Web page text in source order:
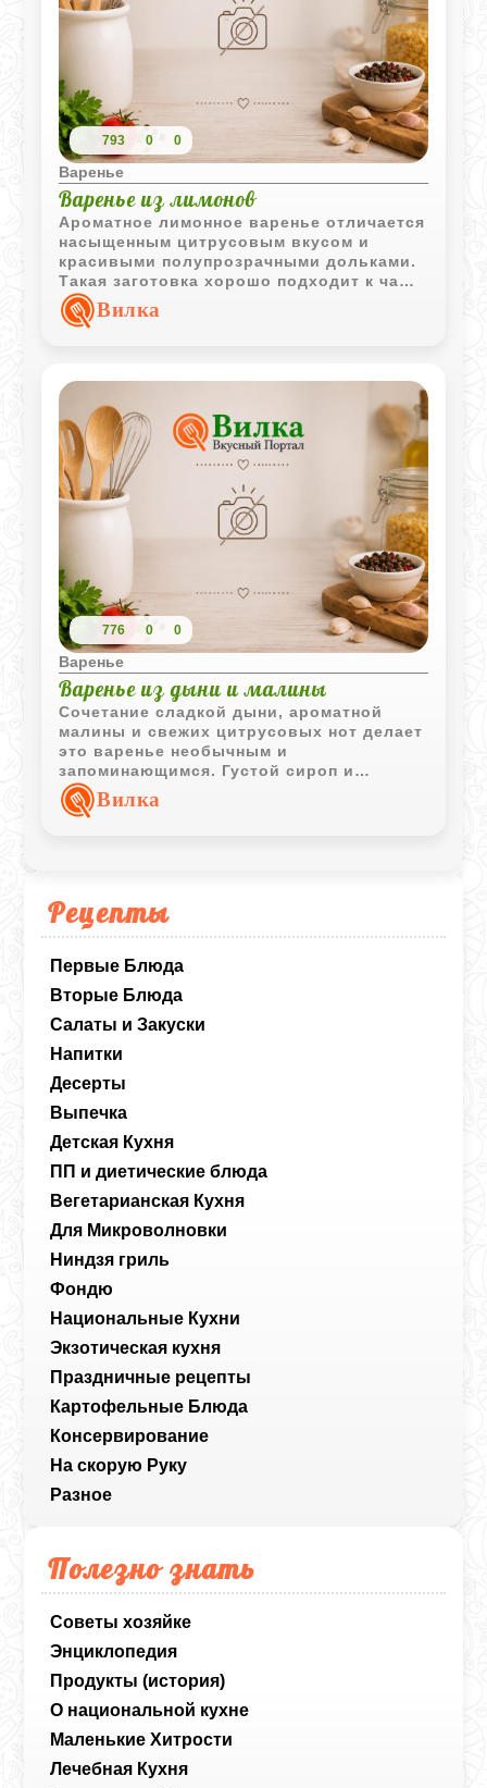
Рецепты
Первые Блюда
Вторые Блюда
Салаты и Закуски
Напитки
Десерты
Выпечка
Детская Кухня
ПП и диетические блюда
Вегетарианская Кухня
Для Микроволновки
Ниндзя гриль
Фондю
Национальные Кухни
Экзотическая кухня
Праздничные рецепты
Картофельные Блюда
Консервирование
На скорую Руку
Разное
Полезно знать
Советы хозяйке
Энциклопедия
Продукты (история)
О национальной кухне
Маленькие Хитрости
Лечебная Кухня
793 0 0
Варенье
Варенье из лимонов
Ароматное лимонное варенье отличается
насыщенным цитрусовым вкусом и
красивыми полупрозрачными дольками.
Такая заготовка хорошо подходит к чаю
и домашней выпечке.
Вилка
776 0 0
Варенье
Варенье из дыни и малины
Сочетание сладкой дыни, ароматной
малины и свежих цитрусовых нот делает
это варенье необычным и
запоминающимся. Густой сироп и
кусочки фруктов отлично подходят для
домашнего чаепития.
Вилка